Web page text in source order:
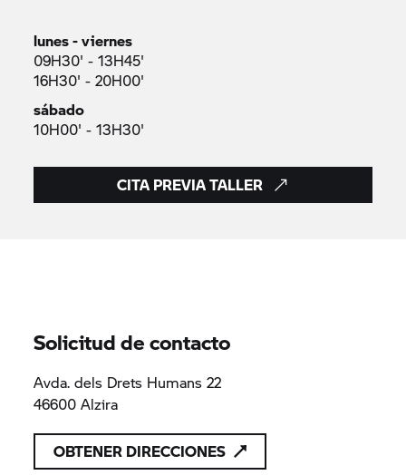
lunes - viernes
09H30' - 13H45'
16H30' - 20H00'
sábado
10H00' - 13H30'
CITA PREVIA TALLER
Solicitud de contacto
Avda. dels Drets Humans 22
46600 Alzira
OBTENER DIRECCIONES